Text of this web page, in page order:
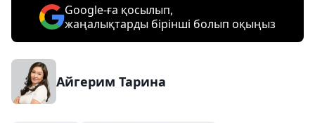
Google-ға қосылып,
жаңалықтарды бірінші болып оқыңыз
Айгерим Тарина